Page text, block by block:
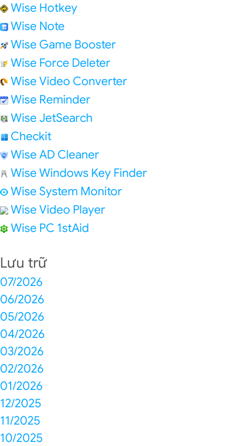
Wise Hotkey
Wise Note
Wise Game Booster
Wise Force Deleter
Wise Video Converter
Wise Reminder
Wise JetSearch
Checkit
Wise AD Cleaner
Wise Windows Key Finder
Wise System Monitor
Wise Video Player
Wise PC 1stAid
Lưu trữ
07/2026
06/2026
05/2026
04/2026
03/2026
02/2026
01/2026
12/2025
11/2025
10/2025